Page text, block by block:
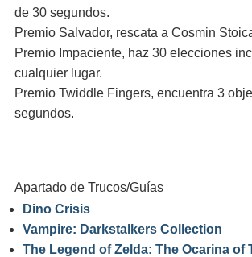
de 30 segundos.
Premio Salvador, rescata a Cosmin
Premio Impaciente, haz 30 elecciones
cualquier lugar.
Premio Twiddle Fingers, encuentra 3
segundos.
Apartado de Trucos/Guías
Dino Crisis
Vampire: Darkstalkers Collection
The Legend of Zelda: The Ocarina of